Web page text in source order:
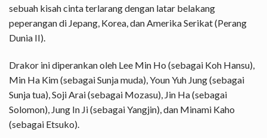
sebuah kisah cinta terlarang dengan latar belakang
peperangan di Jepang, Korea, dan Amerika Serikat (Perang
Dunia II).
Drakor ini diperankan oleh Lee Min Ho (sebagai Koh Hansu),
Min Ha Kim (sebagai Sunja muda), Youn Yuh Jung (sebagai
Sunja tua), Soji Arai (sebagai Mozasu), Jin Ha (sebagai
Solomon), Jung In Ji (sebagai Yangjin), dan Minami Kaho
(sebagai Etsuko).